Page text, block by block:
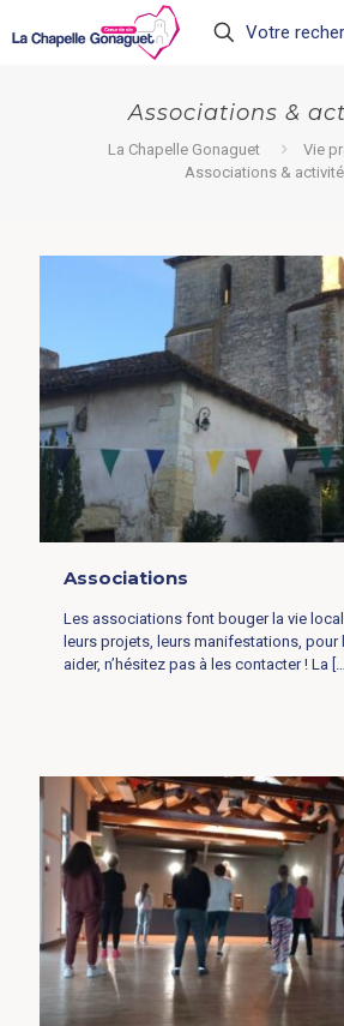
Associations &
La Chapelle Gonaguet
Vie
Associations &
Associations
Les associations font bouger la vie
leurs projets, leurs manifestations, pour
aider, n’hésitez pas à les contacter ! La